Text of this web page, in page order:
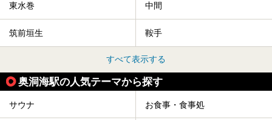
東水巻 中間
筑前垣生 鞍手
すべて表示する
奥洞海駅の人気テーマから探す
サウナ お食事・食事処